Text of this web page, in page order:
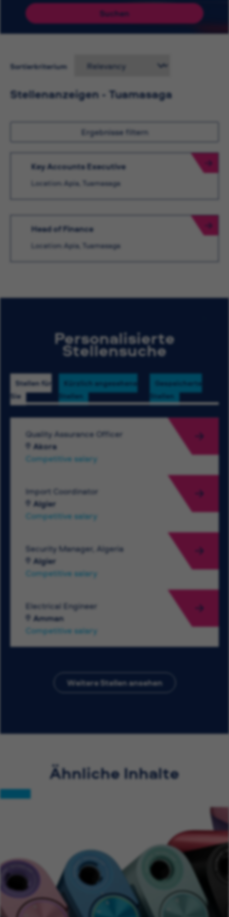
Suchen
Sortierkriterium
Stellenanzeigen - Tuamasaga
Ergebnisse filtern
Key Accounts Executive
Location: Apia, Tuamasaga
Head of Finance
Location: Apia, Tuamasaga
Personalisierte
Stellensuche
Stellen für
Sie
Kürzlich angesehene
Stellen
Gespeicherte
Stellen
Quality Assurance Officer
Akora
Competitive salary
Import Coordinator
Algier
Competitive salary
Security Manager, Algeria
Algier
Competitive salary
Electrical Engineer
Amman
Competitive salary
Weitere Stellen ansehen
Ähnliche Inhalte